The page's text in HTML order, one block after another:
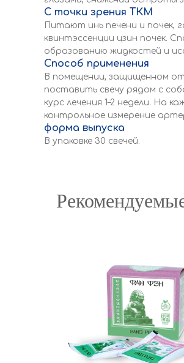
С точки зрения ТКМ
Питают инь печени и
квинтэссенции цзин почек.
образованию жидкостей и
Способ применения
В помещении, защищенном от
поставить свечу рядом с
курс лечения 1–2 недели. На
контрольное измерение
форма выпуска
В упаковке 30 свечей.